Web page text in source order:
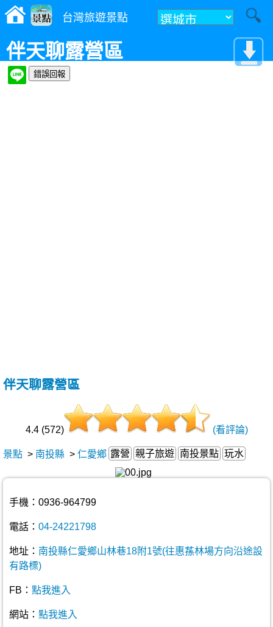
台灣旅遊景點
伴天聊露營區
伴天聊露營區
4.4 (572) (看評論)
景點 > 南投縣 > 仁愛鄉 露營 親子旅遊 南投景點 玩水
手機：0936-964799
電話： 04-24221798
地址： 南投縣仁愛鄉山林巷18附1號(往惠蓀林場方向沿途設
有路標)
FB： 點我進入
網站： 點我進入